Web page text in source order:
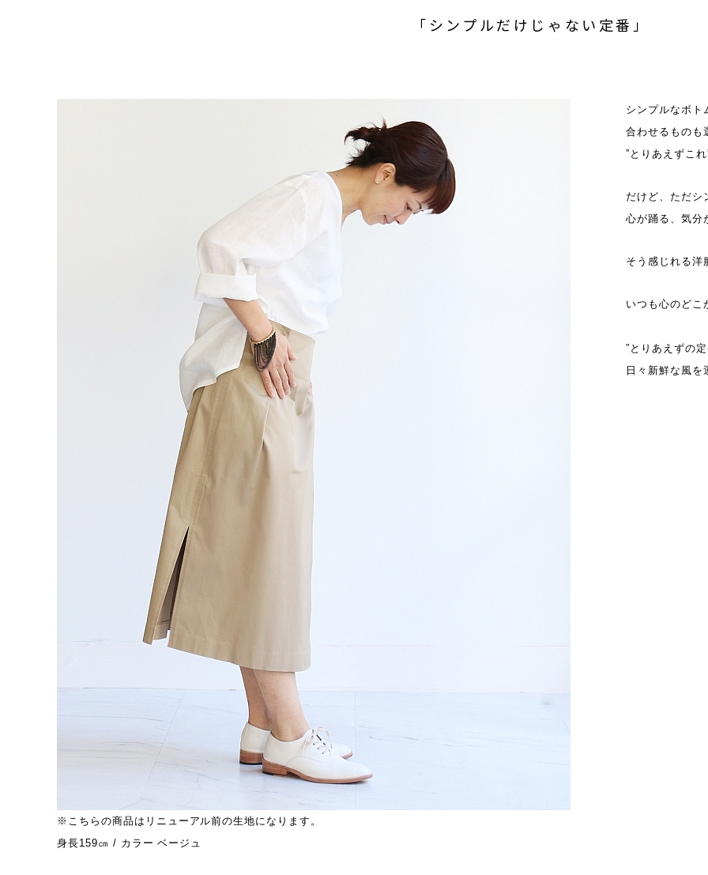
「シンプルだけじゃない定番」
※こちらの商品はリニューアル前の生地になります。
身長159㎝ / カラー ベージュ
シンプルなボト
合わせるものも
”とりあえずこ
だけど、ただシ
心が踊る、気分
そう感じれる
いつも心のどこ
”とりあえずの
日々新鮮な風を